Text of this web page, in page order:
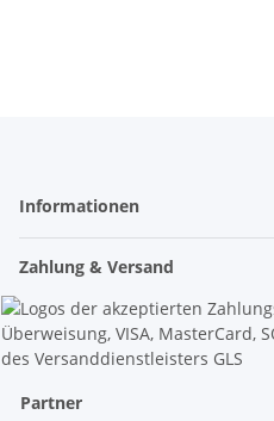
Informationen
Zahlung & Versand
Partner